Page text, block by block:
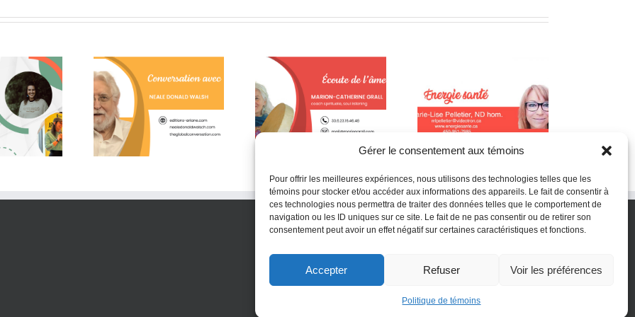
Gérer le consentement aux témoins
Pour offrir les meilleures expériences, nous utilisons des technologies telles que les
témoins pour stocker et/ou accéder aux informations des appareils. Le fait de consentir à
ces technologies nous permettra de traiter des données telles que le comportement de
navigation ou les ID uniques sur ce site. Le fait de ne pas consentir ou de retirer son
consentement peut avoir un effet négatif sur certaines caractéristiques et fonctions.
Accepter Refuser Voir les préférences
Politique de témoins
citations de
Donald Walsch
Un moment de pure
gratitude!
Les pré et probiotiques
La L-théanine contre le
stress